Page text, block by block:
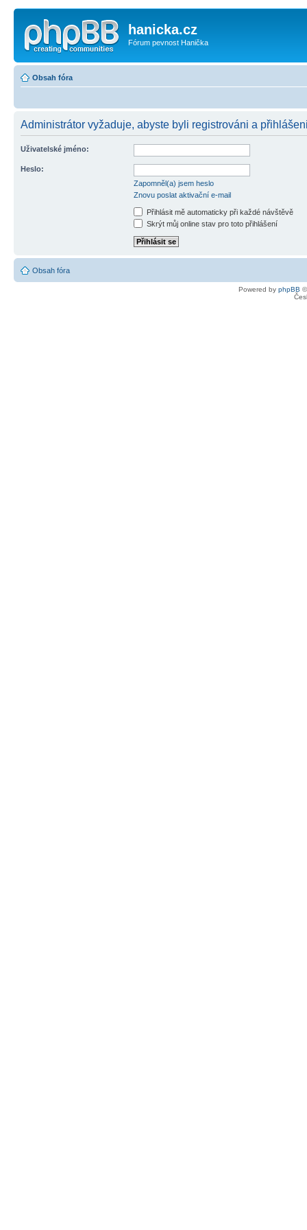
hanicka.cz
Fórum pevnost Hanička
Obsah fóra
Administrátor vyžaduje, abyste byli registrováni a
Uživatelské jméno:
Heslo:
Zapomněl(a) jsem heslo
Znovu poslat aktivační e-mail
Přihlásit mě automaticky při každé návštěvě
Skrýt můj online stav pro toto přihlášení
Obsah fóra
Powered by phpBB